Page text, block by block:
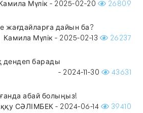
Мүлік - 2025-02-20 26809
жағдайларға дайын ба?
Камила Мүлік - 2025-02-13 26237
барады
- 2024-11-30 43631
абай болыңыз!
СӘЛІМБЕК - 2024-06-14 39410